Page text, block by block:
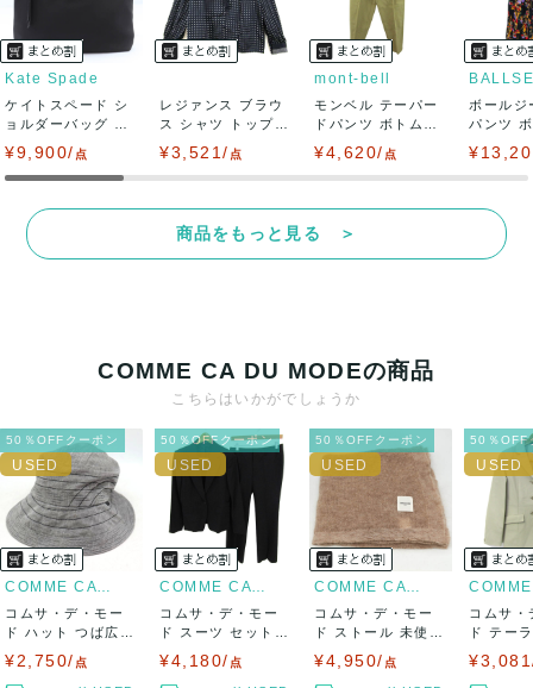
また並行輸入品もございますので、真贋方法などお答えでき
ない場合もございます。
万が一、購入後に偽造品等が発覚しましたら、返品・返金に
決済方法
送料：¥1,650 (見込み)
送料表を確認する
出荷目安：5営業日以内
出荷予定日：なるべく最短で発送致します。
兵庫県から出荷
Kate Spade
ケイトスペード シ
ョルダーバッグ ナ
イロン クロス...
¥9,900/ 点
レジァンス ブラウ
ス シャツ トップス
フリル 長...
¥3,521/ 点
mont-bell
モンベル テーパー
ドパンツ ボトムス
レディース ...
¥4,620/ 点
ボールジ
パンツ
柄 トゥ
商品をもっと見る ＞
COMME CA DU MODEの商品
こちらはいかがでしょうか
50％OFFクーポン
COMME CA DU MODE
コムサ・デ・モー
ド ハット つば広
帽子 ブランド...
¥2,750/ 点
50％OFFクーポン
COMME CA DU MODE
コムサ・デ・モー
ド スーツ セットア
ップ 上下セッ...
¥4,180/ 点
50％OFFクーポン
COMME CA DU MODE
コムサ・デ・モー
ド ストール 未使用
ショール ブ...
¥4,950/ 点
50％OFF
コムサ・
ド テー
ケット